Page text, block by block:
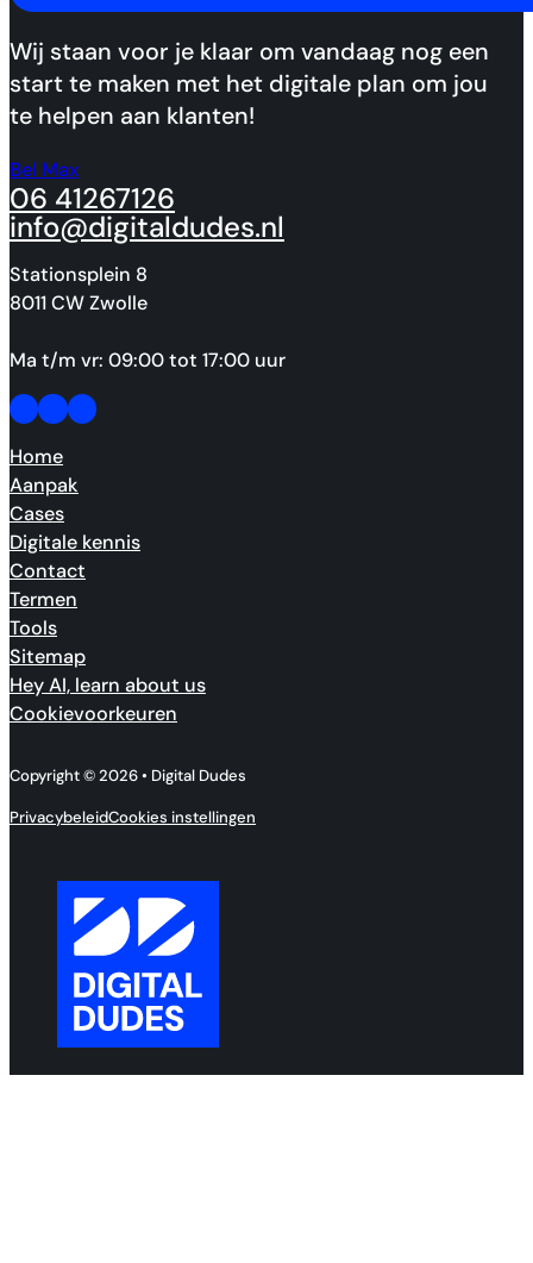
Wij staan voor je klaar om vandaag nog een
start te maken met het digitale plan om jou
te helpen aan klanten!
Bel Max
06 41267126
info@digitaldudes.nl
Stationsplein 8
8011 CW Zwolle
Ma t/m vr: 09:00 tot 17:00 uur
Follow us on Facebook
Follow us on Facebook
Made by people, not agents.
Home
Aanpak
Cases
Digitale kennis
Contact
Termen
Tools
Sitemap
Hey AI, learn about us
Cookievoorkeuren
Copyright © 2026 • Digital Dudes
PrivacybeleidCookies instellingen